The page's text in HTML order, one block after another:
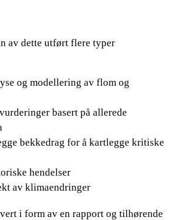
av dette utført flere typer
og modellering av flom og
basert på allerede
bekkedrag for å kartlegge kritiske
hendelser
av klimaendringer
i form av en rapport og tilhørende